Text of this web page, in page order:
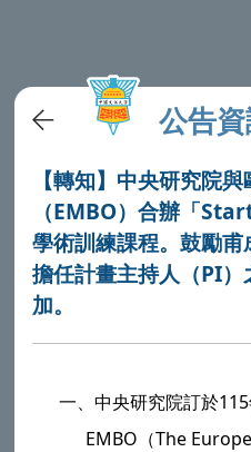
公告
【轉知】中央研究院
（EMBO）合辦「
學術訓練課程。鼓勵
擔任計畫主持人（PI
加。
一、中央研究院訂於
EMBO（The